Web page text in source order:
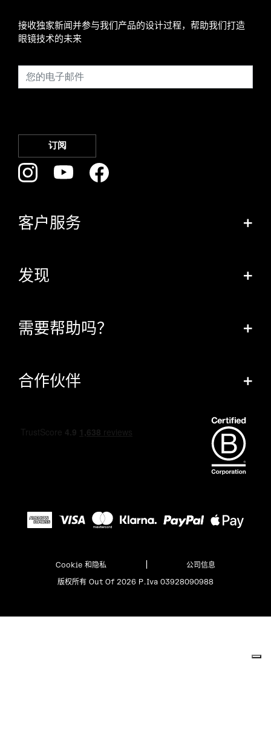
接收独家新闻并参与我们产品的设计过程，帮助我们打造
眼镜技术的未来
客户服务 +
发现 +
需要帮助吗？ +
合作伙伴 +
Cookie 和隐私
公司信息
版权所有 Out Of 2026 P.Iva 03928090988